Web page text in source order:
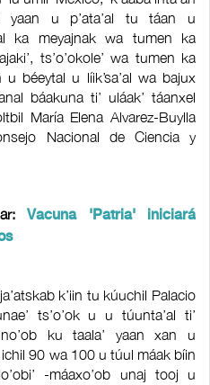
yaan u p’ata’al tu táan u
ka meyajnak wa tumen ka
ts’o’okole’ wa tumen ka
u béeytal u líik’sa’al wa bajux
báakuna ti’ uláak’ táanxel
María Elena Alvarez-Buylla
Nacional de Ciencia y
Vacuna 'Patria' iniciará
k’iin tu kúuchil Palacio
ts’o’ok u u túunta’al ti’
ku taala’ yaan xan u
ichil 90 wa 100 u túul máak bíin
-máaxo’ob unaj tooj u